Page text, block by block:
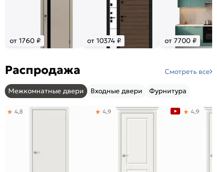
от 1760 ₽ от 10374 ₽ от 7700 ₽
Распродажа Смотреть все
Межкомнатные двери Входные двери Фурнитура
4,8 4,9 4,9